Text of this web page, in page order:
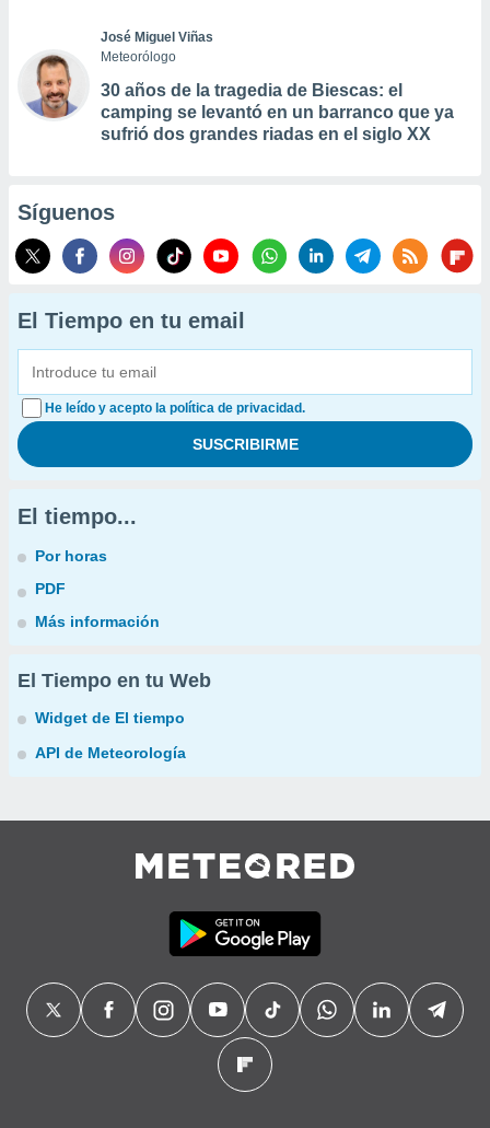
José Miguel Viñas
Meteorólogo
30 años de la tragedia de Biescas: el
camping se levantó en un barranco que ya
sufrió dos grandes riadas en el siglo XX
Síguenos
El Tiempo en tu email
He leído y acepto la política de privacidad.
El tiempo...
Por horas
PDF
Más información
El Tiempo en tu Web
Widget de El tiempo
API de Meteorología